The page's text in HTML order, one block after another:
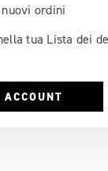
ordini
tua Lista dei